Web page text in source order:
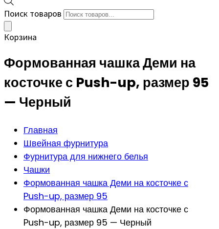
Поиск товаров
Корзина
Формованная чашка Деми на
косточке с Push-up, размер 95
— Черный
Главная
Швейная фурнитура
Фурнитура для нижнего белья
Чашки
Формованная чашка Деми на косточке с
Push-up, размер 95
Формованная чашка Деми на косточке с
Push-up, размер 95 — Черный